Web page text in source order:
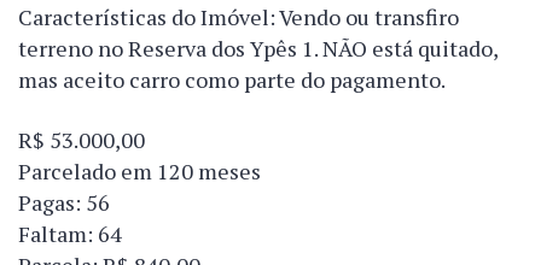
Características do Imóvel: Vendo ou transfiro
terreno no Reserva dos Ypês 1. NÃO está quitado,
mas aceito carro como parte do pagamento.
R$ 53.000,00
Parcelado em 120 meses
Pagas: 56
Faltam: 64